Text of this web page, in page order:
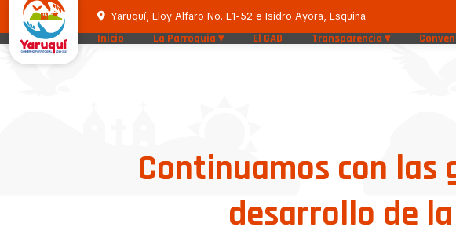
Yaruquí, Eloy Alfaro No. E1-52 e Isidro Ayora, Esquina
Inicio La Parroquia El GAD Transparencia
Continuamos con las
desarrollo de